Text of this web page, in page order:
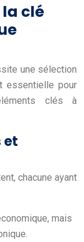
clé
une sélection
essentielle pour
clés à
et
chacune ayant
mais